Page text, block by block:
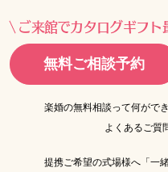
ご来館でカタログギフ
無料ご相談予約
楽婚の無料相談って何がで
よくあるご質
提携ご希望の式場様へ「一